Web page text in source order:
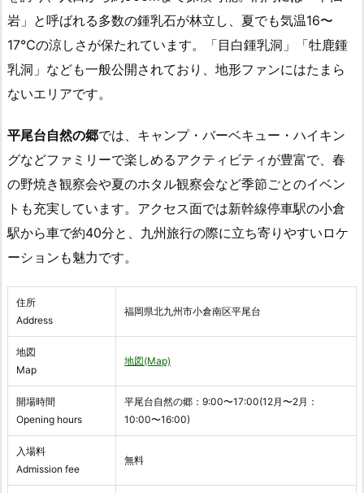
岩」と呼ばれる多数の鍾乳石が林立し、夏でも気温16〜
17℃の涼しさが保たれています。「目白鍾乳洞」「牡鹿鍾
乳洞」なども一般公開されており、地形ファンにはたまら
ないエリアです。
平尾台自然の郷では、キャンプ・バーベキュー・ハイキン
グなどファミリーで楽しめるアクティビティが豊富で、春
の野焼き観察会や夏のホタル観察会など季節ごとのイベン
トも充実しています。アクセス面では新幹線停車駅の小倉
駅から車で約40分と、九州旅行の際に立ち寄りやすいロケ
ーションも魅力です。
住所
Address
福岡県北九州市小倉南区平尾台
地図
Map
地図(Map)
開場時間
Opening hours
平尾台自然の郷：9:00〜17:00(12月〜2月：
10:00〜16:00)
入場料
Admission fee
無料